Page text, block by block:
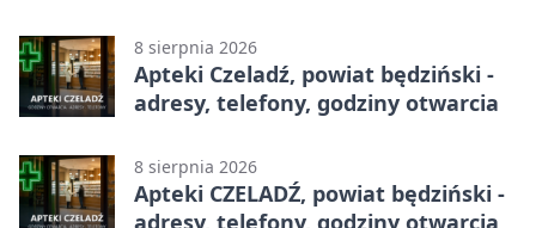
8 sierpnia 2026
Apteki Czeladź, powiat będziński -
adresy, telefony, godziny otwarcia
8 sierpnia 2026
Apteki CZELADŹ, powiat będziński -